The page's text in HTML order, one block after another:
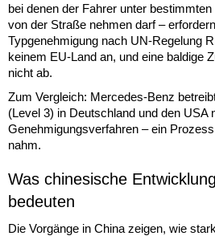
bei denen der Fahrer unter
von der Straße nehmen darf –
Typgenehmigung nach UN-Regelung
keinem EU-Land an, und eine baldige
nicht ab.
Zum Vergleich: Mercedes-Benz
(Level 3) in Deutschland und den USA
Genehmigungsverfahren – ein
nahm.
Was chinesische
bedeuten
Die Vorgänge in China zeigen, wie